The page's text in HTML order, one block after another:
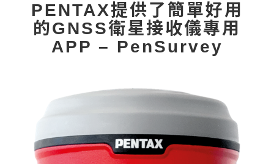
PENTAX提供了簡單好用
的GNSS衛星接收儀專用
APP – PenSurvey